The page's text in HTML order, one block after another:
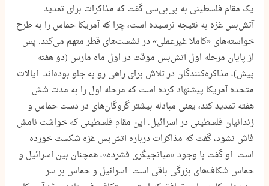
یک مقام فلسطینی به بی‌بی‌سی گفت که مذاکرات برای تمدید
آتش‌بس غزه به نتیجه نرسیده است، چرا که آمریکا حماس را به طرح
خواسته‌های «کاملا غیرعملی» در نشست‌های قطر متهم می‌کند. پس
از پایان مرحله اول آتش‌بس موقت در اول ماه مارس (دو هفته
پیش)، مذاکره‌کنندگان در تلاش برای راهی رو به جلو بوده‌اند. ایالات
متحده آمریکا پیشنهاد کرده است که مرحله اول را به مدت شش
هفته تمدید کند، یعنی مبادله بیشتر گروگان‌های در دست حماس و
زندانیان فلسطینی در اسرائیل. این مقام فلسطینی که خواشت نامش
فاش نشود، گفت که مذاکرات درباره آتش‌بس غزه شکست خورده
است. او گفت با وجود «میانجیگری فشرده»، همچنان بین اسرائیل و
حماس شکاف‌های بزرگی باقی است. اسرائیل و حماس بر سر